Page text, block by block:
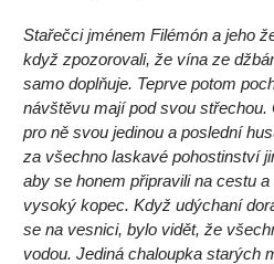
Stařečci jménem Filémón a jeho
když zpozorovali, že vína ze
samo doplňuje. Teprve potom
návštěvu mají pod svou střechou.
pro ně svou jedinou a poslední
za všechno laskavé pohostinství
aby se honem připravili na cestu
vysoký kopec. Když udýchaní
se na vesnici, bylo vidět, že
vodou. Jediná chaloupka starých